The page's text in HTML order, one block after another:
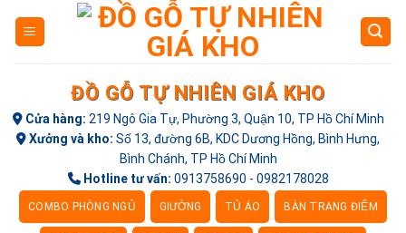
ĐỒ GỖ TỰ NHIÊN GIÁ KHO
Cửa hàng: 219 Ngô Gia Tự, Phường 3, Quận 10, TP Hồ Chí Minh
Xưởng và kho: Số 13, đường 6B, KDC Dương Hồng, Bình Hưng,
Bình Chánh, TP Hồ Chí Minh
Hotline tư vấn: 0913758690 - 0982178028
COMBO PHÒNG NGỦ GIƯỜNG TỦ ÁO BÀN TRANG ĐIỂM